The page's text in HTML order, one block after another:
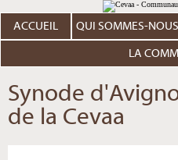
au
contenu.
Aller
personnels
ACCUEIL QUI SOMMES-
LA
Synode
de la Cevaa